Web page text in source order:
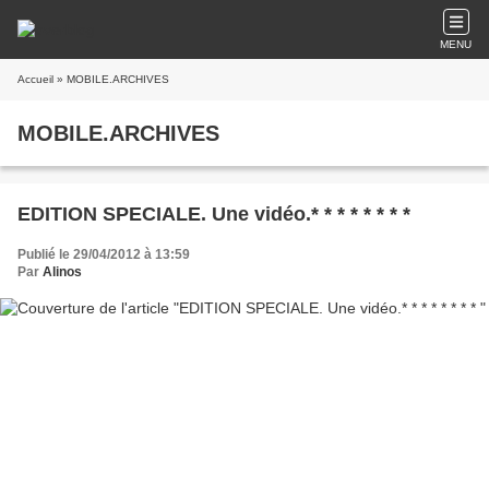
MENU
Accueil » MOBILE.ARCHIVES
MOBILE.ARCHIVES
EDITION SPECIALE. Une vidéo.* * * * * * * *
Publié le 29/04/2012 à 13:59
Par Alinos